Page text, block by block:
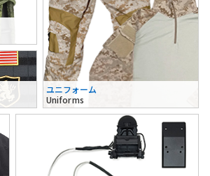
ユニフォーム
Uniforms